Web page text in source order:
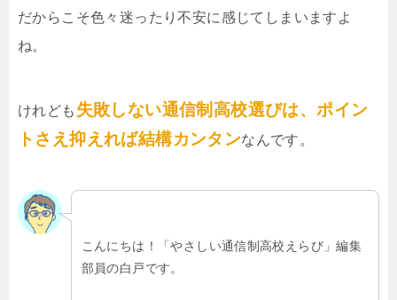
だからこそ色々迷ったり不安に感じてしまいますよ
ね。
けれども 失敗しない通信制高校選びは、ポイン
トさえ抑えれば結構カンタンなんです。
こんにちは！「やさしい通信制高校えらび」編集
部員の白戸です。